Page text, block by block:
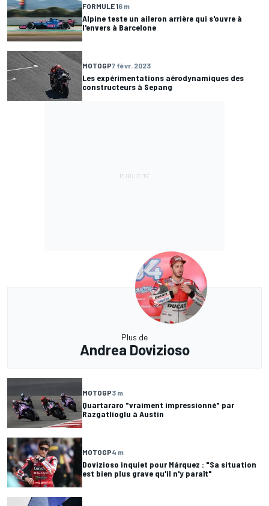
FORMULE 16 m
Alpine teste un aileron arrière qui s'ouvre à
l'envers à Barcelone
MOTOGP7 févr. 2023
Les expérimentations aérodynamiques des
constructeurs à Sepang
Plus de
Andrea Dovizioso
MOTOGP3 m
Quartararo "vraiment impressionné" par
Razgatlioglu à Austin
MOTOGP4 m
Dovizioso inquiet pour Márquez : "Sa situation
est bien plus grave qu'il n'y paraît"